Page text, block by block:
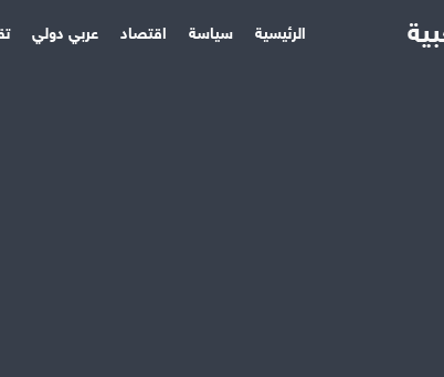
الرئيسية سياسة اقتصاد عربي دولي